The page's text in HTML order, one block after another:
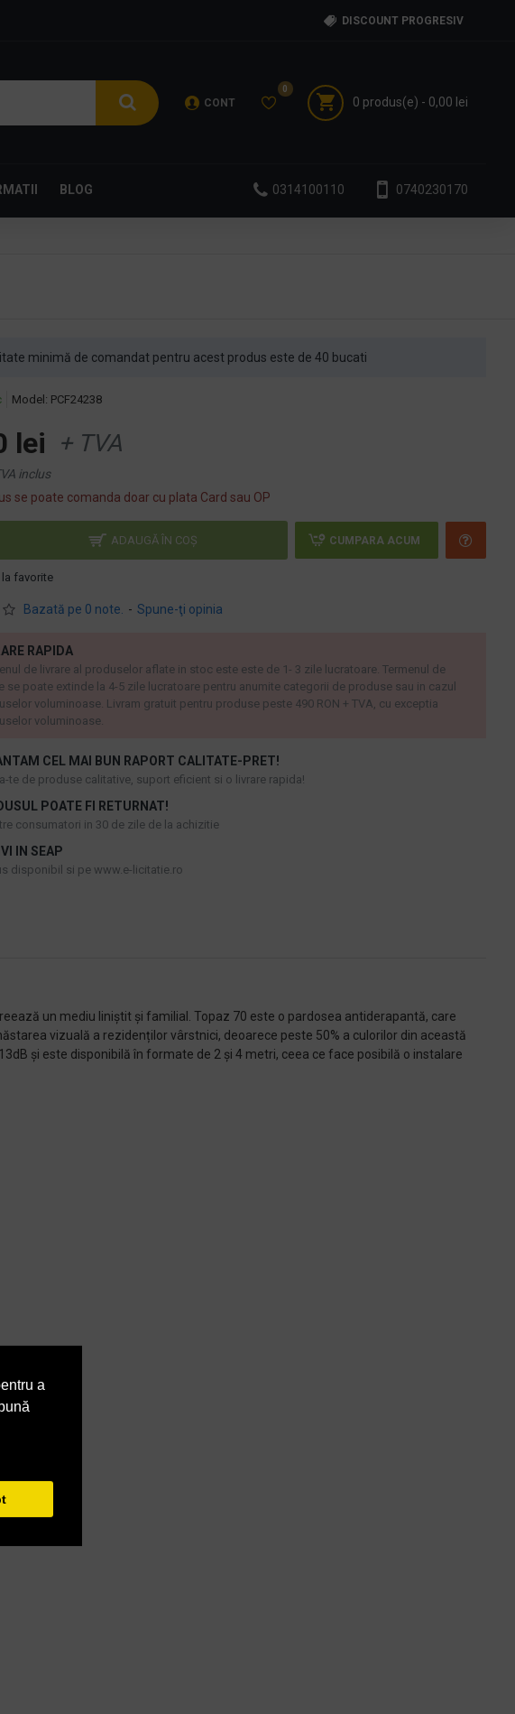
a
DISCOUNT PROGRESIV
CONT
0
0 produs(e) - 0,00 lei
BLOG 0314100110 0740230170
Model: PCF24238
Bazată pe 0 note. - Spune-ţi opinia
lei + TVA
inclus
se poate comanda doar cu plata Card sau OP
ADAUGĂ ÎN COŞ CUMPARA ACUM
favorite
minimă de comandat pentru acest produs este de 40 bucati
CEL MAI BUN RAPORT CALITATE-PRET!
te de produse calitative, suport eficient si o livrare rapida!
POATE FI RETURNAT!
consumatori in 30 de zile de la achizitie
IN SEAP
disponibil si pe www.e-licitatie.ro
RAPIDA
de livrare al produselor aflate in stoc este este de 1- 3 zile lucratoare. Termenul de
se poate extinde la 4-5 zile lucratoare pentru anumite categorii de produse sau in cazul
voluminoase. Livram gratuit pentru produse peste 490 RON + TVA, cu exceptia
voluminoase.
un mediu liniștit și familial. Topaz 70 este o pardosea antiderapantă, care
vizuală a rezidenților vârstnici, deoarece peste 50% a culorilor din această
și este disponibilă în formate de 2 și 4 metri, ceea ce face posibilă o instalare